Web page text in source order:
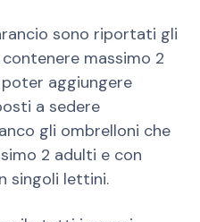
sono riportati gli
massimo 2
aggiungere
a sedere
gli ombrelloni che
2 adulti e con
singoli lettini.